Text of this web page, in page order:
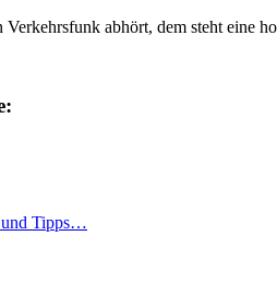
abhört, dem steht eine
und Tipps…